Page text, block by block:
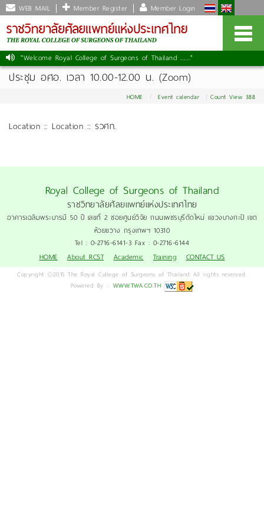
WEB MAIL Member Register Member Login
"Welcome Royal College of Surgeons of Thailand ......."
ประชุม อศอ. เวลา 10.00-12.00 น. (Zoom)
HOME Event calendar Count View 388
Location :: Location :: รวศท.
Royal College of Surgeons of Thailand
ราชวิทยาลัยศัลยแพทย์แห่งประเทศไทย
อาคารเฉลิมพระบารมี 50 ปี เลขที่ 2 ซอยศูนย์วิจัย ถนนเพชรบุรีตัดใหม่ แขวงบางกะปิ เขต
ห้วยขวาง กรุงเทพฯ 10310
Tel : 0-2716-6141-3 Fax : 0-2716-6144
HOME
About RCST Academic Training CONTACT US
Copyright ©2015 The Royal College of Surgeons of Thailand All rights reserved.
Powered By :: WWW.TWA.CO.TH